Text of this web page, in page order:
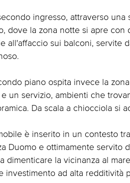
ingresso, attraverso
dove la zona notte si apre con
all'affaccio sui balconi, servite
piano ospita invece la
un servizio, ambienti che
Da scala a chiocciola si
è inserito in un contesto
Duomo e ottimamente servito
dimenticare la vicinanza al
investimento ad alta redditività